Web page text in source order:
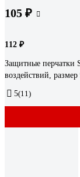
105 ₽
112 ₽
Защитные перчатки
воздействий,
5(11)